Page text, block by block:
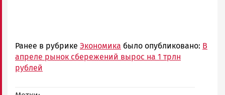
Ранее в рубрике Экономика было опубликовано: В
апреле рынок сбережений вырос на 1 трлн
рублей